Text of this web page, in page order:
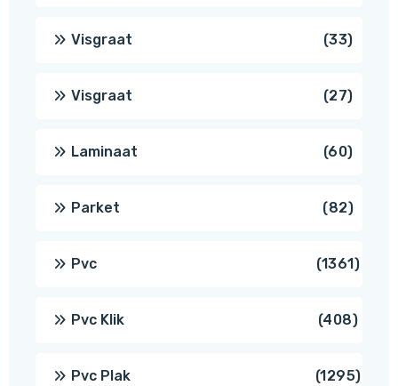
Visgraat 3333
Visgraat 2727
Laminaat 6060
Parket 8282
Pvc 13611361
Pvc Klik 408408
Pvc Plak 12951295